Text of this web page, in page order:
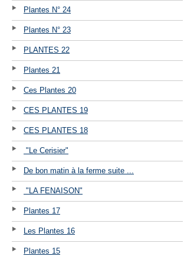
Plantes N° 24
Plantes N° 23
PLANTES 22
Plantes 21
Ces Plantes 20
CES PLANTES 19
CES PLANTES 18
"Le Cerisier"
De bon matin à la ferme suite ...
"LA FENAISON"
Plantes 17
Les Plantes 16
Plantes 15